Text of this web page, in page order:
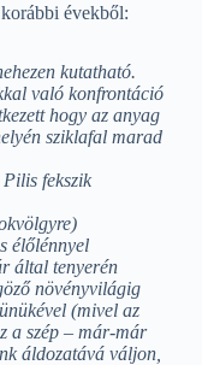
évekből:
kutatható.
való konfrontáció
hogy az anyag
sziklafal marad
fekszik
élőlénnyel
által tenyerén
növényvilágig
(mivel az
a szép – már-már
áldozatává váljon,